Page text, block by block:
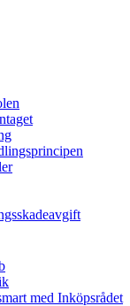
med Inköpsrådet